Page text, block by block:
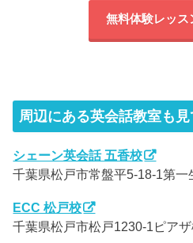
無料体験レッス
周辺にある英会話教室も見
シェーン英会話 五香校
千葉県松戸市常盤平5-18-1第一
ECC 松戸校
千葉県松戸市松戸1230-1ピア